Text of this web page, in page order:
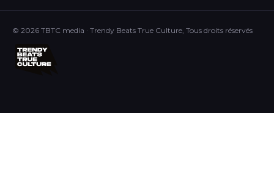
© 2026 TBTC media · Trendy Beats True Culture, Tous droits réservés